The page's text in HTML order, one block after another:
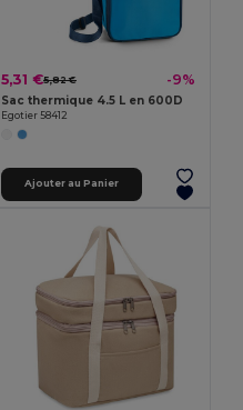
5,31 €5,82 € -9%
Sac thermique 4.5 L en 600D
Egotier 58412
Ajouter au Panier